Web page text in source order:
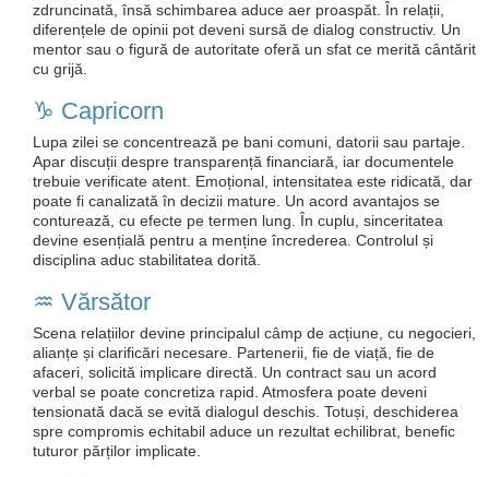
zdruncinată, însă schimbarea aduce aer proaspăt. În relații,
diferențele de opinii pot deveni sursă de dialog constructiv. Un
mentor sau o figură de autoritate oferă un sfat ce merită cântărit
cu grijă.
♑️ Capricorn
Lupa zilei se concentrează pe bani comuni, datorii sau partaje.
Apar discuții despre transparență financiară, iar documentele
trebuie verificate atent. Emoțional, intensitatea este ridicată, dar
poate fi canalizată în decizii mature. Un acord avantajos se
conturează, cu efecte pe termen lung. În cuplu, sinceritatea
devine esențială pentru a menține încrederea. Controlul și
disciplina aduc stabilitatea dorită.
♒️ Vărsător
Scena relațiilor devine principalul câmp de acțiune, cu negocieri,
alianțe și clarificări necesare. Partenerii, fie de viață, fie de
afaceri, solicită implicare directă. Un contract sau un acord
verbal se poate concretiza rapid. Atmosfera poate deveni
tensionată dacă se evită dialogul deschis. Totuși, deschiderea
spre compromis echitabil aduce un rezultat echilibrat, benefic
tuturor părților implicate.